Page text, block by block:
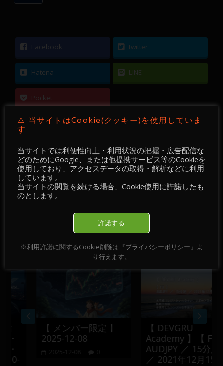
Facebook twitter
Hatena LINE
Pocket
←【 FX ／ チャート・チェック 】2021-05-14 ／
GBPUSD・GBPJPY ＋
【 FX 】 GBPJPY ／ 15分足 ／ 2021年05月07日
おすすめ記事
【 メンバー限定 】
2025-12-08
2025-12-08 0
【 DEVGRU
Academy 】【 FX 】
AUDJPY ／ 15分足
／ 2021年12月15日
⚠️ 当サイトはCookie(クッキー)を使用していま
す
当サイトでは利便性向上・利用状況の把握・広告配信な
どのためにGoogle、または他提携サービス等のCookieを
使用しており、アクセスデータの取得・解析などに利用
しています。
当サイトの閲覧を続ける場合、Cookie使用に許諾したも
のとします。
許諾する
※利用許諾に関するCookie削除は『プライバシーポリシー』よ
り行えます。